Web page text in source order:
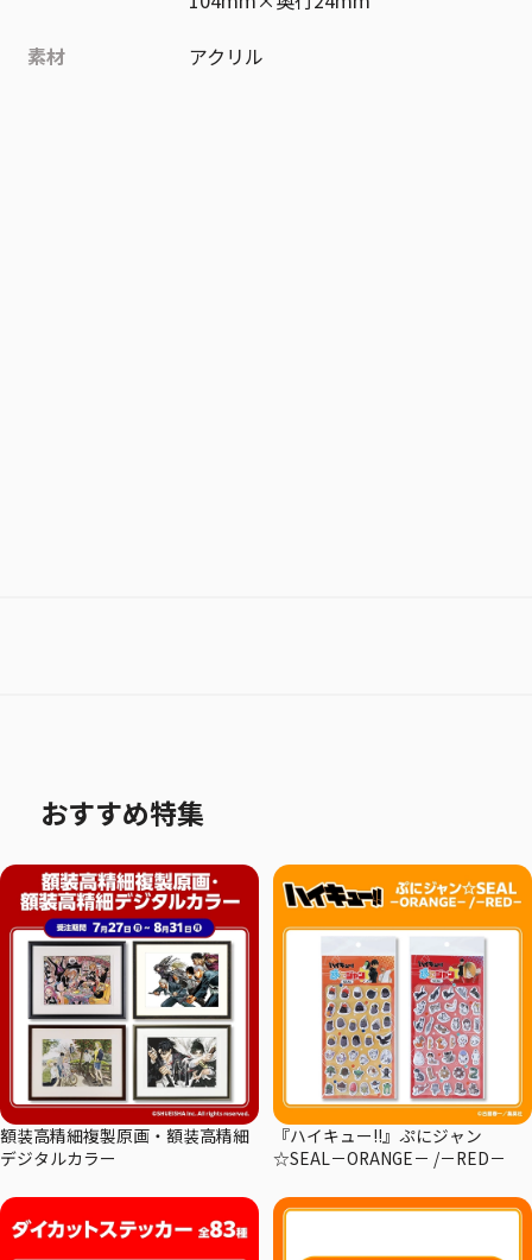
素材
アクリル
おすすめ特集
額装高精細複製原画・額装高精細
デジタルカラー
『ハイキュー!!』ぷにジャン
☆SEAL－ORANGE－ /－RED－